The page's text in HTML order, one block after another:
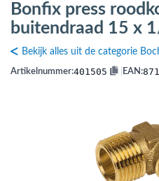
(Buizen & leidingen)
(Expansievaten)
(Flexibele slangen)
Bonfix press
buitendraad 15 x
Bekijk alles uit de categorie
Artikelnummer:401505 EAN: